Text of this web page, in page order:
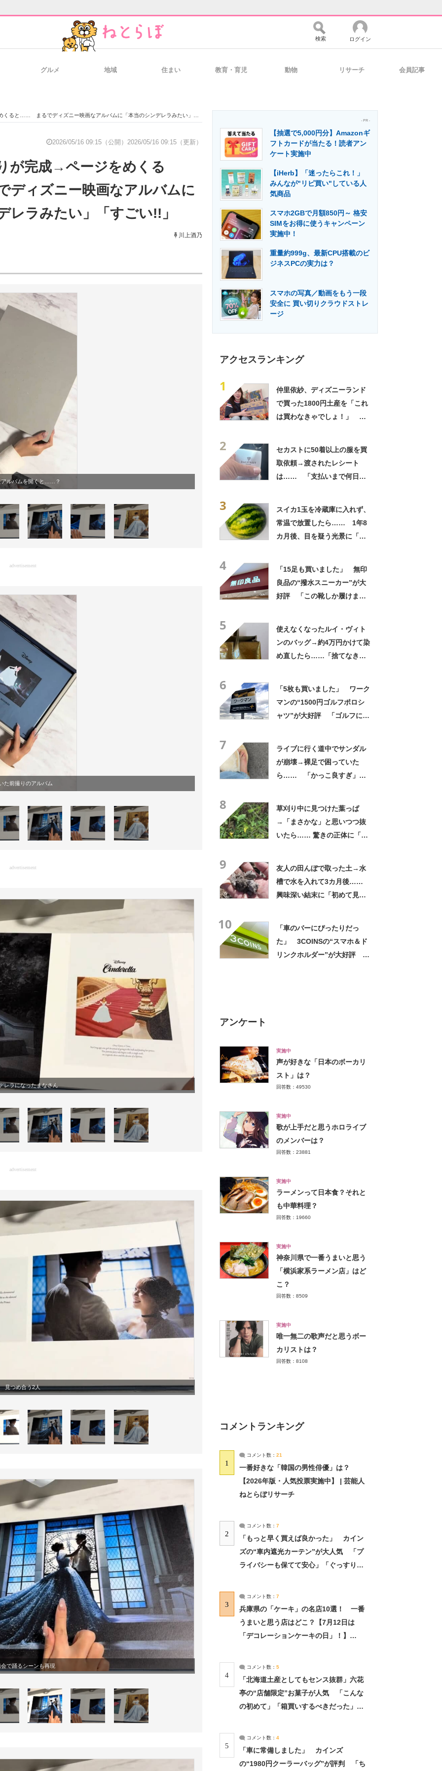
経営リーダーのコミュニティ マーケ×ITの今がよく分かる
IT製品の技術・比較・事例 製造業のIT導入・活用を支援
エネルギーの専門メディア 建設×テクノロジーの最前線
検索 ログイン
グルメ 地域 住まい 教育・育児 動物 リサーチ 会員記事
と…… まるでディズニー映画なアルバムに「本当のシンデレラみたい」「すごい!!」
2026/05/16 09:15（公開） 2026/05/16 09:15（更新）
が完成→ページをめくる
ィズニー映画なアルバムに
レラみたい」「すごい!!」
川上酒乃
アルバムを開くと……？
advertisement
た前撮りのアルバム
advertisement
レラになったまなさん
advertisement
見つめ合う2人
で踊るシーンも再現
- PR -
【抽選で5,000円分】Amazonギ
フトカードが当たる！読者アン
ケート実施中
【iHerb】「迷ったらこれ！」
みんなが"リピ買い"している人
気商品
スマホ2GBで月額850円～ 格安
SIMをお得に使うキャンペーン
実施中！
重量約999g、最新CPU搭載のビ
ジネスPCの実力は？
スマホの写真／動画をもう一段
安全に 買い切りクラウドストレ
ージ
アクセスランキング
1
仲里依紗、ディズニーランド
で買った1800円土産を「これ
は買わなきゃでしょ！」
2
セカストに50着以上の服を買
取依頼→渡されたレシート
は…… 「支払いまで何日か
3
スイカ1玉を冷蔵庫に入れず、
常温で放置したら…… 1年8
カ月後、目を疑う光景に「ヤ
4
「15足も買いました」 無印
良品の“撥水スニーカー”が大
好評 「この靴しか履けませ
5
使えなくなったルイ・ヴィト
ンのバッグ→約4万円かけて染
め直したら……「捨てなきゃ
6
「5枚も買いました」 ワーク
マンの“1500円ゴルフポロシ
ャツ”が大好評 「ゴルフにも
7
ライブに行く道中でサンダル
が崩壊→裸足で困っていた
ら…… 「かっこ良すぎ」ま
8
草刈り中に見つけた葉っぱ
→「まさかな」と思いつつ抜
いたら…… 驚きの正体に「お
9
友人の田んぼで取った土→水
槽で水を入れて3カ月後……
興味深い結末に「初めて見
10
「車のバーにぴったりだっ
た」 3COINSの“スマホ＆ド
リンクホルダー”が大好評
アンケート
実施中
声が好きな「日本のボーカリ
スト」は？
回答数：49530
実施中
歌が上手だと思うホロライブ
のメンバーは？
回答数：23881
実施中
ラーメンって日本食？それと
も中華料理？
回答数：19660
実施中
神奈川県で一番うまいと思う
「横浜家系ラーメン店」はど
こ？
回答数：8509
実施中
唯一無二の歌声だと思うボー
カリストは？
回答数：8108
コメントランキング
1
コメント数： 21
一番好きな「韓国の男性俳優」は？
【2026年版・人気投票実施中】 | 芸能人
ねとらぼリサーチ
2
コメント数： 7
「もっと早く買えば良かった」 カイン
ズの“車内遮光カーテン”が大人気 「プ
ライバシーも保てて安心」「ぐっすり眠
3
コメント数： 7
兵庫県の「ケーキ」の名店10選！ 一番
うまいと思う店はどこ？【7月12日は
「デコレーションケーキの日」！】
4
コメント数： 5
「北海道土産としてもセンス抜群」六花
亭の“店舗限定”お菓子が人気 「こんな
の初めて」「箱買いするべきだった」
5
コメント数： 4
「車に常備しました」 カインズ
の“1980円クーラーバッグ”が評判 「ち